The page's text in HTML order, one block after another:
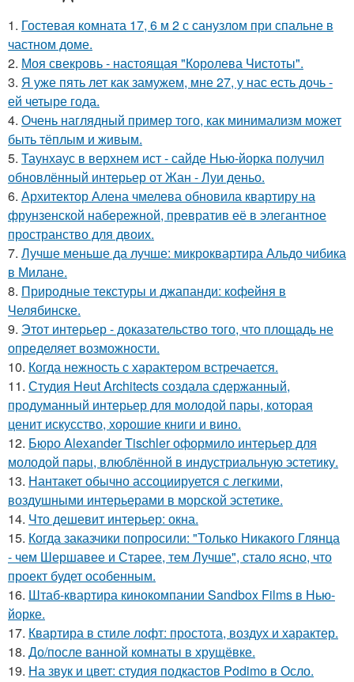
1. Гостевая комната 17, 6 м 2 с санузлом при спальне в
частном доме.
2. Моя свекровь - настоящая "Королева Чистоты".
3. Я уже пять лет как замужем, мне 27, у нас есть дочь -
ей четыре года.
4. Очень наглядный пример того, как минимализм может
быть тёплым и живым.
5. Таунхаус в верхнем ист - сайде Нью-йорка получил
обновлённый интерьер от Жан - Луи деньо.
6. Архитектор Алена чмелева обновила квартиру на
фрунзенской набережной, превратив её в элегантное
пространство для двоих.
7. Лучше меньше да лучше: микроквартира Альдо чибика
в Милане.
8. Природные текстуры и джапанди: кофейня в
Челябинске.
9. Этот интерьер - доказательство того, что площадь не
определяет возможности.
10. Когда нежность с характером встречается.
11. Студия Heut Architects создала сдержанный,
продуманный интерьер для молодой пары, которая
ценит искусство, хорошие книги и вино.
12. Бюро Alexander Tischler оформило интерьер для
молодой пары, влюблённой в индустриальную эстетику.
13. Нантакет обычно ассоциируется с легкими,
воздушными интерьерами в морской эстетике.
14. Что дешевит интерьер: окна.
15. Когда заказчики попросили: "Только Никакого Глянца
- чем Шершавее и Старее, тем Лучше", стало ясно, что
проект будет особенным.
16. Штаб-квартира кинокомпании Sandbox Films в Нью-
йорке.
17. Квартира в стиле лофт: простота, воздух и характер.
18. До/после ванной комнаты в хрущёвке.
19. На звук и цвет: студия подкастов Podimo в Осло.